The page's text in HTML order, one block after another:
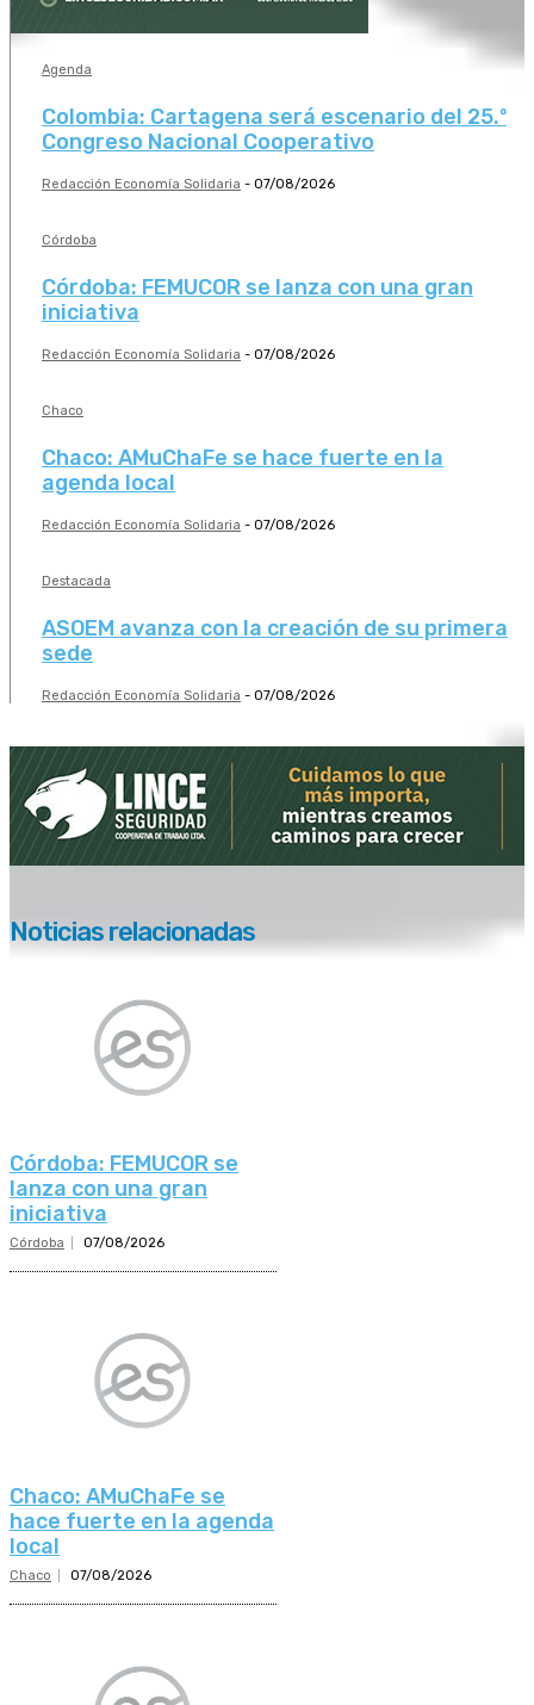
Agenda
Colombia: Cartagena será escenario del 25.º
Congreso Nacional Cooperativo
Redacción Economía Solidaria - 07/08/2026
Córdoba
Córdoba: FEMUCOR se lanza con una gran
iniciativa
Redacción Economía Solidaria - 07/08/2026
Chaco
Chaco: AMuChaFe se hace fuerte en la
agenda local
Redacción Economía Solidaria - 07/08/2026
Destacada
ASOEM avanza con la creación de su primera
sede
Redacción Economía Solidaria - 07/08/2026
Noticias relacionadas
Córdoba: FEMUCOR se
lanza con una gran
iniciativa
Córdoba 07/08/2026
Chaco: AMuChaFe se
hace fuerte en la agenda
local
Chaco 07/08/2026